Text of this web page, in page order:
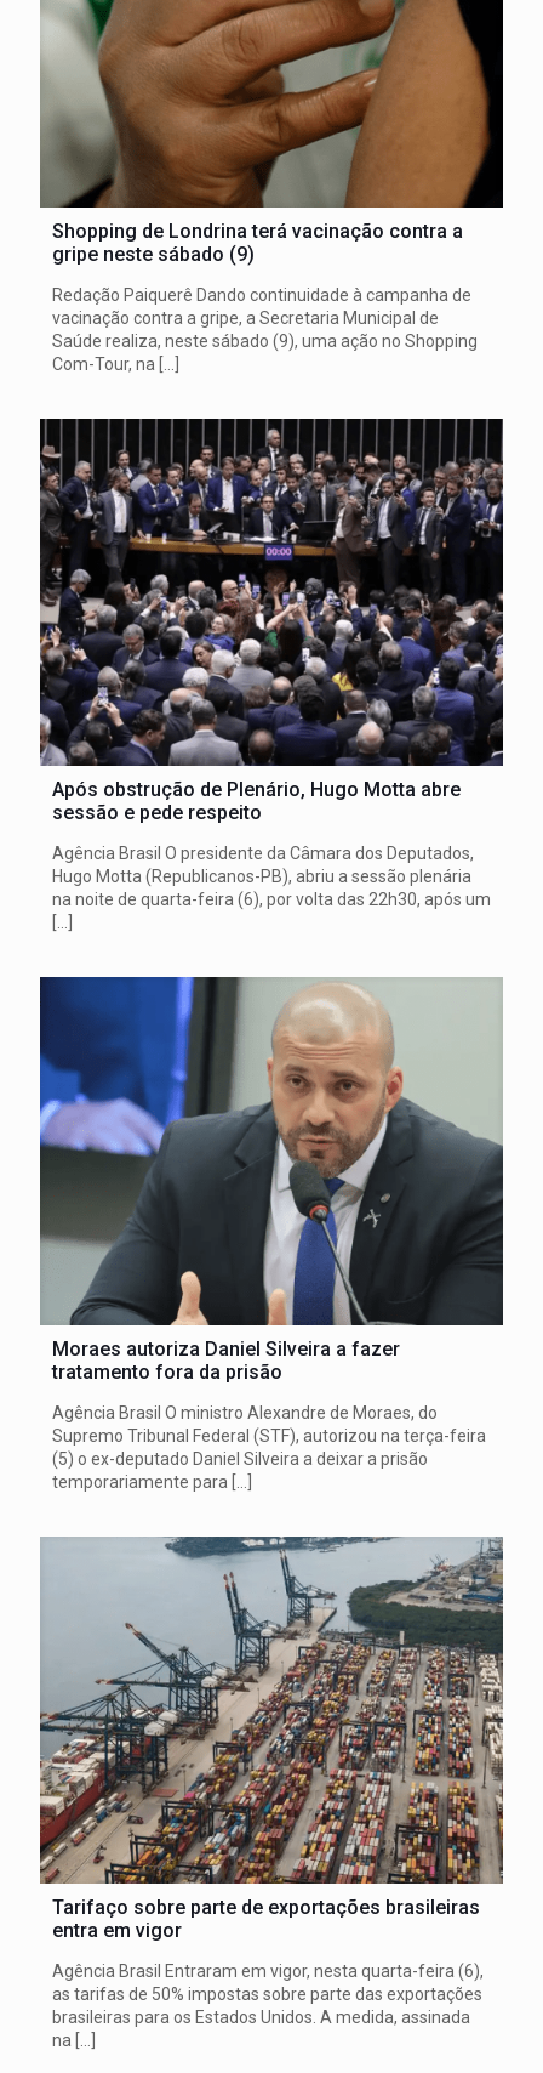
Shopping de Londrina terá vacinação contra a
gripe neste sábado (9)
Redação Paiquerê Dando continuidade à campanha de
vacinação contra a gripe, a Secretaria Municipal de
Saúde realiza, neste sábado (9), uma ação no Shopping
Com-Tour, na […]
Após obstrução de Plenário, Hugo Motta abre
sessão e pede respeito
Agência Brasil O presidente da Câmara dos Deputados,
Hugo Motta (Republicanos-PB), abriu a sessão plenária
na noite de quarta-feira (6), por volta das 22h30, após um
Moraes autoriza Daniel Silveira a fazer
tratamento fora da prisão
Agência Brasil O ministro Alexandre de Moraes, do
Supremo Tribunal Federal (STF), autorizou na terça-feira
(5) o ex-deputado Daniel Silveira a deixar a prisão
temporariamente para […]
Tarifaço sobre parte de exportações brasileiras
entra em vigor
Agência Brasil Entraram em vigor, nesta quarta-feira (6),
as tarifas de 50% impostas sobre parte das exportações
brasileiras para os Estados Unidos. A medida, assinada
na